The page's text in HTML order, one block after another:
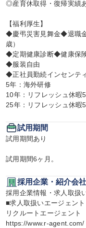
◎産育休取得・復帰実績
【福利厚生】
◆慶弔災害見舞金◆退職
歳）
◆定期健康診断◆健康保
◆服装自由
◆正社員勤続インセンテ
5年：海外研修
10年：リフレッシュ休暇
25年：リフレッシュ休暇
試用期間
試用期間あり
試用期間6ヶ月。
採用企業・紹介会
採用企業情報・求人取扱
■求人取扱いエージェント
リクルートエージェント
https://www.r-agent.com/